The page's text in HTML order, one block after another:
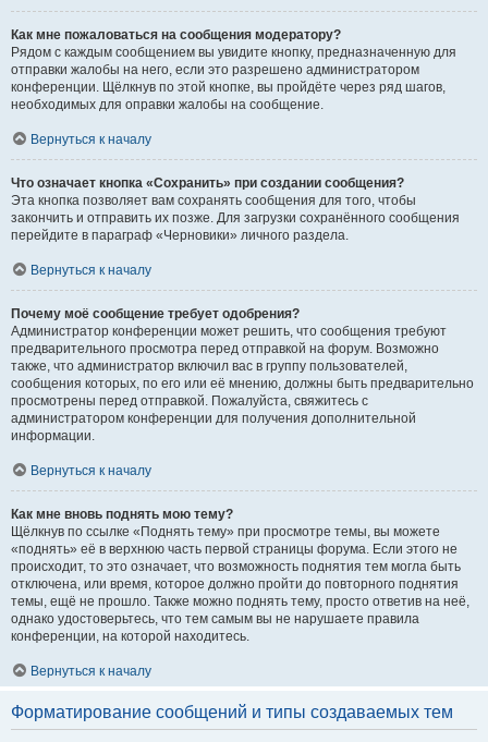
Как мне пожаловаться на сообщения модератору?
Рядом с каждым сообщением вы увидите кнопку, предназначенную для
отправки жалобы на него, если это разрешено администратором
конференции. Щёлкнув по этой кнопке, вы пройдёте через ряд шагов,
необходимых для оправки жалобы на сообщение.
Вернуться к началу
Что означает кнопка «Сохранить» при создании сообщения?
Эта кнопка позволяет вам сохранять сообщения для того, чтобы
закончить и отправить их позже. Для загрузки сохранённого сообщения
перейдите в параграф «Черновики» личного раздела.
Вернуться к началу
Почему моё сообщение требует одобрения?
Администратор конференции может решить, что сообщения требуют
предварительного просмотра перед отправкой на форум. Возможно
также, что администратор включил вас в группу пользователей,
сообщения которых, по его или её мнению, должны быть предварительно
просмотрены перед отправкой. Пожалуйста, свяжитесь с
администратором конференции для получения дополнительной
информации.
Вернуться к началу
Как мне вновь поднять мою тему?
Щёлкнув по ссылке «Поднять тему» при просмотре темы, вы можете
«поднять» её в верхнюю часть первой страницы форума. Если этого не
происходит, то это означает, что возможность поднятия тем могла быть
отключена, или время, которое должно пройти до повторного поднятия
темы, ещё не прошло. Также можно поднять тему, просто ответив на неё,
однако удостоверьтесь, что тем самым вы не нарушаете правила
конференции, на которой находитесь.
Вернуться к началу
Форматирование сообщений и типы создаваемых тем